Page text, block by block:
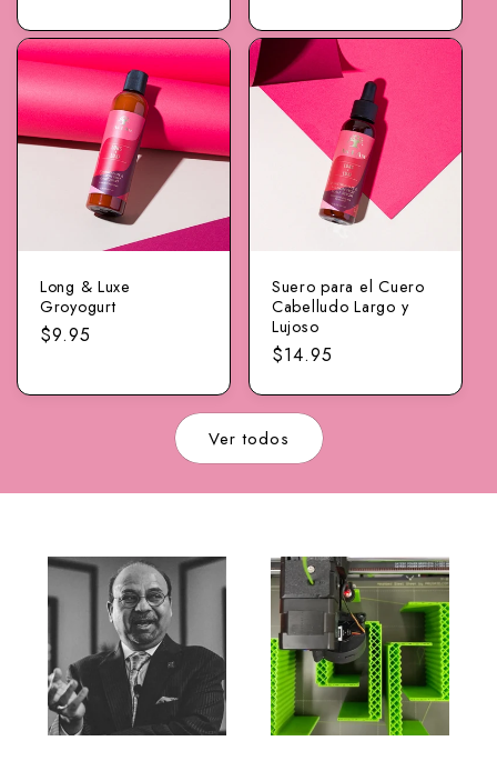
Long & Luxe
Groyogurt
Precio
$9.95
Suero para el Cuero
Cabelludo Largo y
Lujoso
Precio
$14.95
Ver todos